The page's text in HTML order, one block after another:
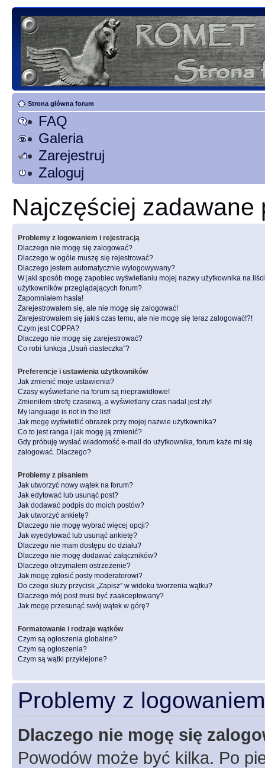
Strona główna forum
FAQ
Galeria
Zarejestruj
Zaloguj
Najczęściej zadawane
Problemy z logowaniem i rejestracją
Dlaczego nie mogę się zalogować?
Dlaczego w ogóle muszę się rejestrować?
Dlaczego jestem automatycznie wylogowywany?
W jaki sposób mogę zapobiec wyświetlaniu mojej nazwy użytkownika na
użytkowników przeglądających forum?
Zapomniałem hasła!
Zarejestrowałem się, ale nie mogę się zalogować!
Zarejestrowałem się jakiś czas temu, ale nie mogę się teraz zalogować!?!
Czym jest COPPA?
Dlaczego nie mogę się zarejestrować?
Co robi funkcja „Usuń ciasteczka”?
Preferencje i ustawienia użytkowników
Jak zmienić moje ustawienia?
Czasy wyświetlane na forum są nieprawidłowe!
Zmieniłem strefę czasową, a wyświetlany czas nadal jest zły!
My language is not in the list!
Jak mogę wyświetlić obrazek przy mojej nazwie użytkownika?
Co to jest ranga i jak mogę ją zmienić?
Gdy próbuję wysłać wiadomość e-mail do użytkownika, forum każe mi się
zalogować. Dlaczego?
Problemy z pisaniem
Jak utworzyć nowy wątek na forum?
Jak edytować lub usunąć post?
Jak dodawać podpis do moich postów?
Jak utworzyć ankietę?
Dlaczego nie mogę wybrać więcej opcji?
Jak wyedytować lub usunąć ankietę?
Dlaczego nie mam dostępu do działu?
Dlaczego nie mogę dodawać załączników?
Dlaczego otrzymałem ostrzeżenie?
Jak mogę zgłosić posty moderatorowi?
Do czego służy przycisk „Zapisz” w widoku tworzenia wątku?
Dlaczego mój post musi być zaakceptowany?
Jak mogę przesunąć swój wątek w górę?
Formatowanie i rodzaje wątków
Czym są ogłoszenia globalne?
Czym są ogłoszenia?
Czym są wątki przyklejone?
Problemy z
Dlaczego nie mogę się
Powodów może być kilka. Po